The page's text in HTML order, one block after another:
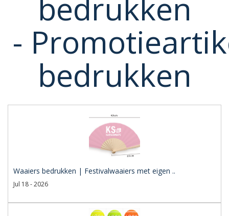
bedrukken
-
bedrukken
Waaiers bedrukken | Festivalwaaiers met eigen ..
Jul 18 - 2026